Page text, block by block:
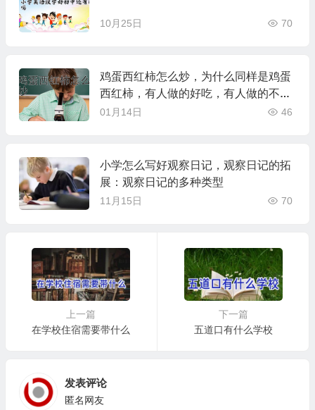
10月25日 70
鸡蛋西红柿怎么炒，为什么同样是鸡蛋
西红柿，有人做的好吃，有人做的不好
吃？
01月14日 46
小学怎么写好观察日记，观察日记的拓
展：观察日记的多种类型
11月15日 70
上一篇
在学校住宿需要带什么
下一篇
五道口有什么学校
发表评论
匿名网友